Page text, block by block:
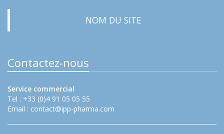
NOM DU SITE
Contactez-nous
Service commercial
Tel : +33 (0)4 91 05 05 55
Email : contact@ipp-pharma.com